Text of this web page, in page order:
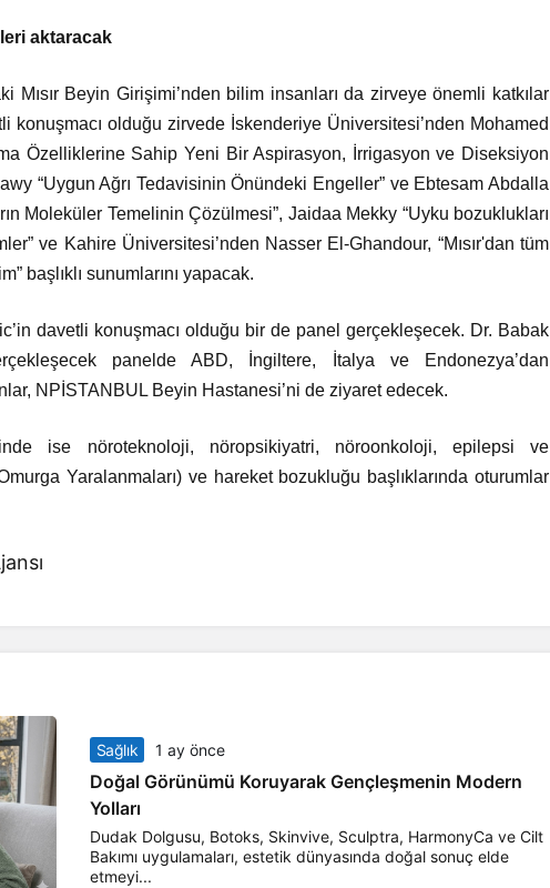
aktaracak
Mısır Beyin Girişimi’nden bilim insanları da zirveye önemli katkılar
konuşmacı olduğu zirvede İskenderiye Üniversitesi’nden Mohamed
Özelliklerine Sahip Yeni Bir Aspirasyon, İrrigasyon ve Diseksiyon
“Uygun Ağrı Tedavisinin Önündeki Engeller” ve Ebtesam Abdalla
Moleküler Temelinin Çözülmesi”, Jaidaa Mekky “Uyku bozuklukları
ve Kahire Üniversitesi’nden Nasser El-Ghandour, “Mısır'dan tüm
başlıklı sunumlarını yapacak.
davetli konuşmacı olduğu bir de panel gerçekleşecek. Dr. Babak
panelde ABD, İngiltere, İtalya ve Endonezya’dan
NPİSTANBUL Beyin Hastanesi’ni de ziyaret edecek.
ise nöroteknoloji, nöropsikiyatri, nöroonkoloji, epilepsi ve
Yaralanmaları) ve hareket bozukluğu başlıklarında oturumlar
Sağlık 1 ay önce
Doğal Görünümü Koruyarak Gençleşmenin Modern
Yolları
Dudak Dolgusu, Botoks, Skinvive, Sculptra, HarmonyCa ve Cilt
Bakımı uygulamaları, estetik dünyasında doğal sonuç elde
etmeyi...